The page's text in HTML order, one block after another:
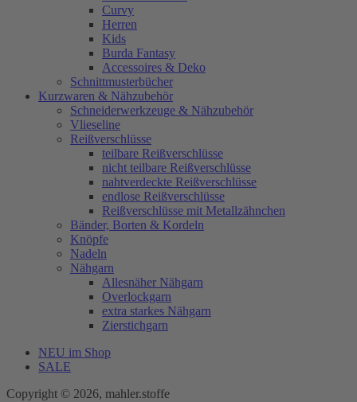
Curvy
Herren
Kids
Burda Fantasy
Accessoires & Deko
Schnittmusterbücher
Kurzwaren & Nähzubehör
Schneiderwerkzeuge & Nähzubehör
Vlieseline
Reißverschlüsse
teilbare Reißverschlüsse
nicht teilbare Reißverschlüsse
nahtverdeckte Reißverschlüsse
endlose Reißverschlüsse
Reißverschlüsse mit Metallzähnchen
Bänder, Borten & Kordeln
Knöpfe
Nadeln
Nähgarn
Allesnäher Nähgarn
Overlockgarn
extra starkes Nähgarn
Zierstichgarn
NEU im Shop
SALE
Copyright © 2026, mahler.stoffe